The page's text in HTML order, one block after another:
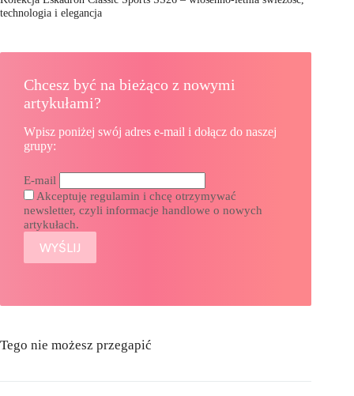
technologia i elegancja
Chcesz być na bieżąco z nowymi
artykułami?
Wpisz poniżej swój adres e-mail i dołącz do naszej
grupy:
E-mail
Akceptuję regulamin i chcę otrzymywać
newsletter, czyli informacje handlowe o nowych
artykułach.
Tego nie możesz przegapić